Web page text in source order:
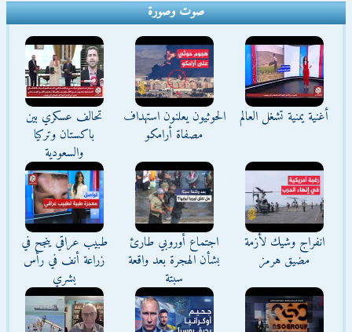
صوت وصورة
أغنية يمنية تشغل العالم
الحوثيون يعلنون استهداف
مصفاة أرامكو
تحالف عسكري بين
باكستان وتركيا
والسعودية
انفراج وشيك لأزمة
مضيق هرمز
اجتماع أوروبي طارئ
بشأن الهجرة بعد واقعة
سبتة
طبيب عراقي ينجح في
زراعة أنف في رأس
بشري